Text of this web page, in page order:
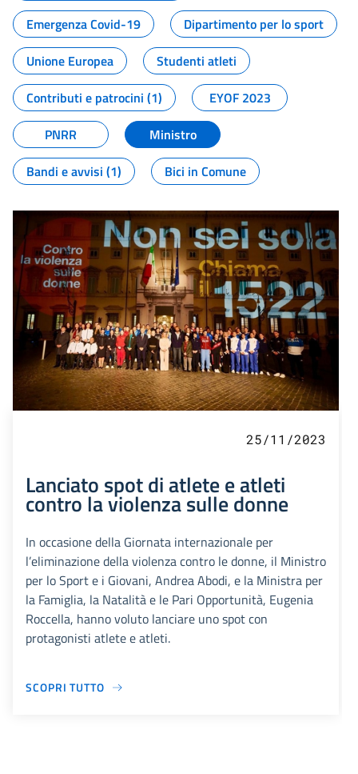
Emergenza Covid-19
Dipartimento per lo sport
Unione Europea
Studenti atleti
Contributi e patrocini (1)
EYOF 2023
PNRR
Ministro
Bandi e avvisi (1)
Bici in Comune
25/11/2023
Lanciato spot di atlete e atleti
contro la violenza sulle donne
In occasione della Giornata internazionale per
l’eliminazione della violenza contro le donne, il Ministro
per lo Sport e i Giovani, Andrea Abodi, e la Ministra per
la Famiglia, la Natalità e le Pari Opportunità, Eugenia
Roccella, hanno voluto lanciare uno spot con
protagonisti atlete e atleti.
SCOPRI TUTTO